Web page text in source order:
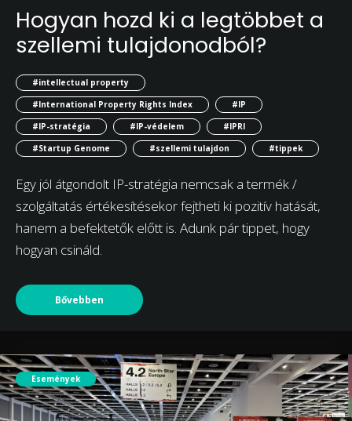
Hogyan hozd ki a legtöbbet a
szellemi tulajdonodból?
#intellectual property
#International Property Rights Index
#IP
#IP-stratégia
#IP-védelem
#IPRI
#Startup Genome
#szellemi tulajdon #tippek
Egy jól átgondolt IP-stratégia nemcsak a termék /
szolgáltatás értékesítésekor fejtheti ki pozitív hatását,
hanem a befektetők előtt is. Adunk pár tippet, hogy
hogyan csináld.
Bővebben
Események